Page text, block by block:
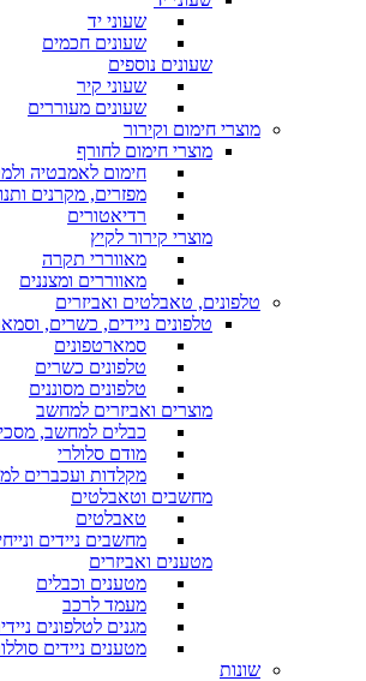
שעוני יד
שעונים חכמים
שעונים נוספים
שעוני קיר
שעונים מעוררים
מוצרי חימום וקירור
מוצרי חימום לחורף
חימום לאמבטיה
מפזרים, מקרנים
רדיאטורים
מוצרי קירור לקיץ
מאווררי תקרה
מאווררים ומצננים
טלפונים, טאבלטים ואביזרים
טלפונים ניידים, כשרים,
סמארטפונים
טלפונים כשרים
טלפונים מסוננים
מוצרים ואביזרים למחשב
כבלים למחשב,
מודם סלולרי
מקלדות ועכברים
מחשבים וטאבלטים
טאבלטים
מחשבים ניידים
מטענים ואביזרים
מטענים וכבלים
מעמד לרכב
מגנים לטלפונים
מטענים ניידים
שונות